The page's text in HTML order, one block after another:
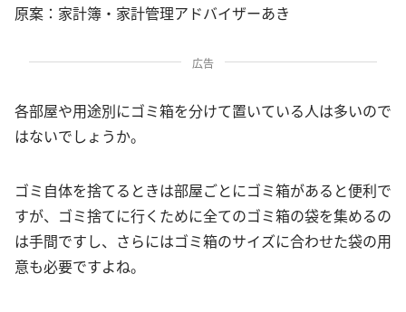
原案：家計簿・家計管理アドバイザーあき
広告
各部屋や用途別にゴミ箱を分けて置いている人は多いので
はないでしょうか。
ゴミ自体を捨てるときは部屋ごとにゴミ箱があると便利で
すが、ゴミ捨てに行くために全てのゴミ箱の袋を集めるの
は手間ですし、さらにはゴミ箱のサイズに合わせた袋の用
意も必要ですよね。